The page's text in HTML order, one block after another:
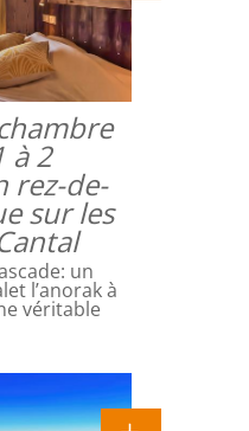
à 2
rez-de-
sur les
un
l’anorak à
véritable